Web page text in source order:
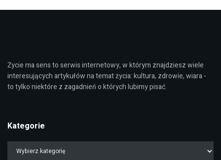
Życie ma sens to serwis internetowy, w którym znajdziesz wiele
interesujących artykułów na temat życia: kultura, zdrowie, wiara -
to tylko niektóre z zagadnień o których lubimy pisać.
Kategorie